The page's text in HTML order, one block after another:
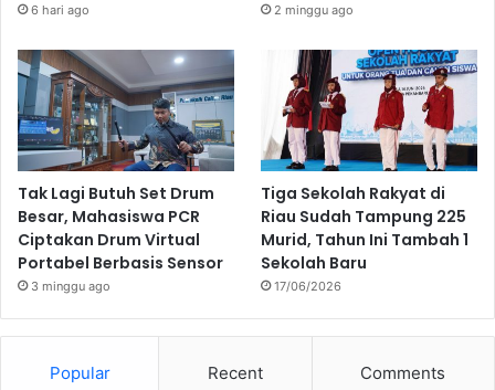
6 hari ago 2 minggu ago
Tak Lagi Butuh Set Drum
Besar, Mahasiswa PCR
Ciptakan Drum Virtual
Portabel Berbasis Sensor
3 minggu ago
Tiga Sekolah Rakyat di
Riau Sudah Tampung 225
Murid, Tahun Ini Tambah 1
Sekolah Baru
17/06/2026
Popular Recent Comments